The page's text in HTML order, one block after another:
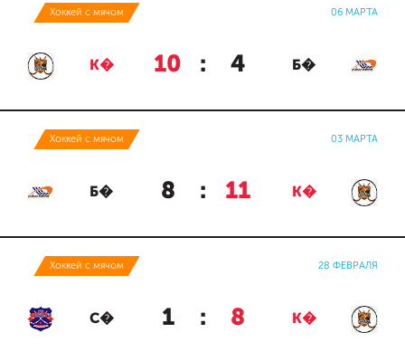
Хоккей с мячом 06 МАРТА
К� 10 : 4 Б�
Хоккей с мячом 03 МАРТА
Б� 8 : 11 К�
Хоккей с мячом 28 ФЕВРАЛЯ
С� 1 : 8 К�